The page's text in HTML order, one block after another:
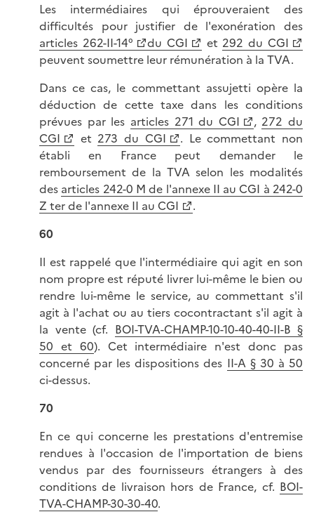
Les intermédiaires qui éprouveraient des
difficultés pour justifier de l'exonération des
articles 262-II-14°
du CGI et 292 du CGI
peuvent soumettre leur rémunération à la TVA.
Dans ce cas, le commettant assujetti opère la
déduction de cette taxe dans les conditions
prévues par les articles 271 du CGI , 272 du
CGI
et 273 du CGI
. Le commettant non
établi en France peut demander le
remboursement de la TVA selon les modalités
des articles 242-0 M de l'annexe II au CGI à 242-0
Z ter de l'annexe II au CGI
.
60
Il est rappelé que l'intermédiaire qui agit en son
nom propre est réputé livrer lui-même le bien ou
rendre lui-même le service, au commettant s'il
agit à l'achat ou au tiers cocontractant s'il agit à
la vente (cf. BOI-TVA-CHAMP-10-10-40-40-II-B §
50 et 60). Cet intermédiaire n'est donc pas
concerné par les dispositions des II-A § 30 à 50
ci-dessus.
70
En ce qui concerne les prestations d'entremise
rendues à l'occasion de l'importation de biens
vendus par des fournisseurs étrangers à des
conditions de livraison hors de France, cf. BOI-
TVA-CHAMP-30-30-40.